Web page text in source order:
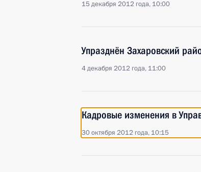
15 декабря 2012 года, 10:00
Упразднён Захаровский
4 декабря 2012 года, 11:00
Кадровые изменения в
30 октября 2012 года, 10:15